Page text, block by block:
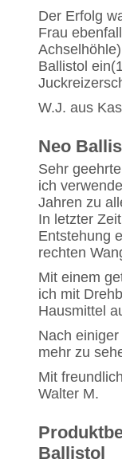
Der Erfolg
Frau
Ballistol
W.J. aus
Neo
Sehr
ich
Jahren zu
In letzter
Entstehung
rechten
Mit einem
ich mit
Hausmittel
Nach
mehr zu
Mit
Walter M.
Ballistol